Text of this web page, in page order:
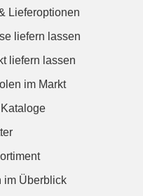
Lieferoptionen
liefern lassen
liefern lassen
im Markt
im Überblick